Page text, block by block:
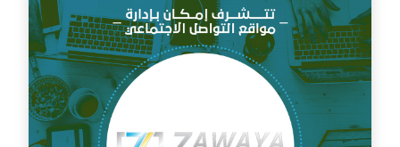
إدارة السوشيال ميديا لمقهى ميكو كافيه